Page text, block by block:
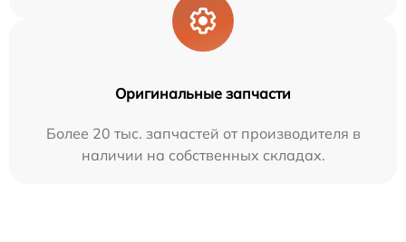
Оригинальные запчасти
Более 20 тыс. запчастей от производителя в
наличии на собственных складах.